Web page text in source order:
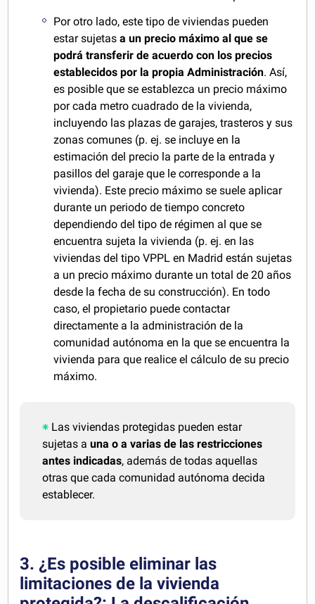
Por otro lado, este tipo de viviendas pueden
estar sujetas a un precio máximo al que se
podrá transferir de acuerdo con los precios
establecidos por la propia Administración. Así,
es posible que se establezca un precio máximo
por cada metro cuadrado de la vivienda,
incluyendo las plazas de garajes, trasteros y sus
zonas comunes (p. ej. se incluye en la
estimación del precio la parte de la entrada y
pasillos del garaje que le corresponde a la
vivienda). Este precio máximo se suele aplicar
durante un periodo de tiempo concreto
dependiendo del tipo de régimen al que se
encuentra sujeta la vivienda (p. ej. en las
viviendas del tipo VPPL en Madrid están sujetas
a un precio máximo durante un total de 20 años
desde la fecha de su construcción). En todo
caso, el propietario puede contactar
directamente a la administración de la
comunidad autónoma en la que se encuentra la
vivienda para que realice el cálculo de su precio
máximo.
Las viviendas protegidas pueden estar
sujetas auna o a varias de las restricciones
antes indicadas, además de todas aquellas
otras que cada comunidad autónoma decida
establecer.
3. ¿Es posible eliminar las
limitaciones de la vivienda